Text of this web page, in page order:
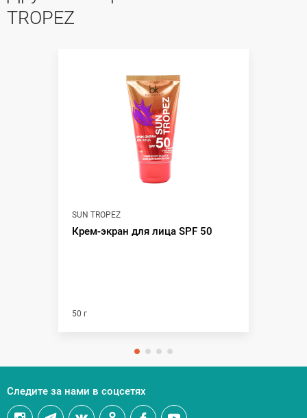
TROPEZ
SUN TROPEZ
Крем-экран для лица SPF 50
50 г
Следите за нами в соцсетях